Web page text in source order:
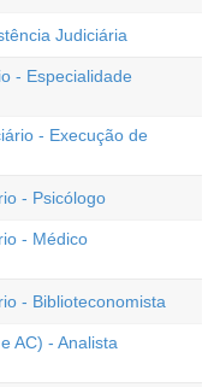
Judiciária
- Especialidade
- Execução de
- Psicólogo
- Médico
- Biblioteconomista
AC) - Analista